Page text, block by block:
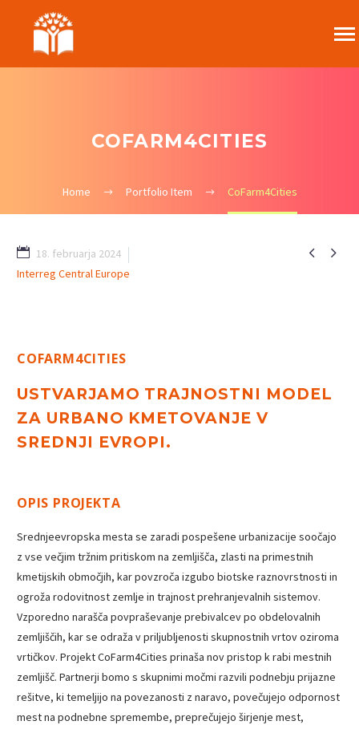
COFARM4CITIES
Home Portfolio Item CoFarm4Cities
 
18. februarja 2024
Interreg Central Europe
COFARM4CITIES
USTVARJAMO TRAJNOSTNI MODEL
ZA URBANO KMETOVANJE V
SREDNJI EVROPI.
OPIS PROJEKTA
Srednjeevropska mesta se zaradi pospešene urbanizacije soočajo
z vse večjim tržnim pritiskom na zemljišča, zlasti na primestnih
kmetijskih območjih, kar povzroča izgubo biotske raznovrstnosti in
ogroža rodovitnost zemlje in trajnost prehranjevalnih sistemov.
Vzporedno narašča povpraševanje prebivalcev po obdelovalnih
zemljiščih, kar se odraža v priljubljenosti skupnostnih vrtov oziroma
vrtičkov. Projekt CoFarm4Cities prinaša nov pristop k rabi mestnih
zemljišč. Partnerji bomo s skupnimi močmi razvili podnebju prijazne
rešitve, ki temeljijo na povezanosti z naravo, povečujejo odpornost
mest na podnebne spremembe, preprečujejo širjenje mest,